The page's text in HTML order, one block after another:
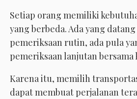
Setiap orang memiliki
yang berbeda. Ada yang
pemeriksaan rutin, ada pula
pemeriksaan lanjutan bersama
Karena itu, memilih
dapat membuat perjalanan